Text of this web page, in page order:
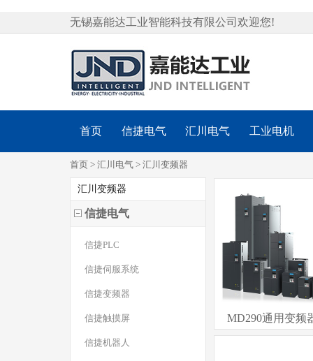
无锡嘉能达工业智能科技有限公司欢迎您!
首页 信捷电气 汇川电气 工业电机
首页 > 汇川电气 > 汇川变频器
汇川变频器
信捷电气
信捷PLC
信捷伺服系统
信捷变频器
信捷触摸屏
信捷机器人
MD290通用变频